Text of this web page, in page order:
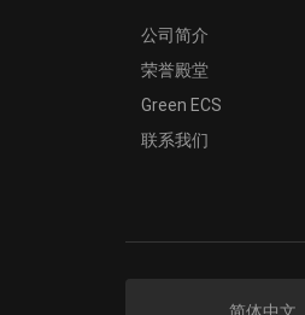
公司简介
荣誉殿堂
Green ECS
联系我们